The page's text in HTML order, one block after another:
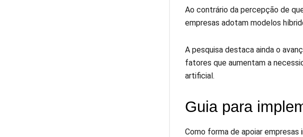
Ao contrário da percepção de
empresas adotam modelos
A pesquisa destaca ainda o
fatores que aumentam a
artificial.
Guia para
Como forma de apoiar